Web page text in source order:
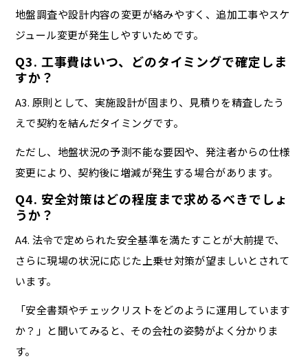
地盤調査や設計内容の変更が絡みやすく、追加工事やスケ
ジュール変更が発生しやすいためです。
Q3. 工事費はいつ、どのタイミングで確定しま
すか？
A3. 原則として、実施設計が固まり、見積りを精査したう
えで契約を結んだタイミングです。
ただし、地盤状況の予測不能な要因や、発注者からの仕様
変更により、契約後に増減が発生する場合があります。
Q4. 安全対策はどの程度まで求めるべきでしょ
うか？
A4. 法令で定められた安全基準を満たすことが大前提で、
さらに現場の状況に応じた上乗せ対策が望ましいとされて
います。
「安全書類やチェックリストをどのように運用しています
か？」と聞いてみると、その会社の姿勢がよく分かりま
す。